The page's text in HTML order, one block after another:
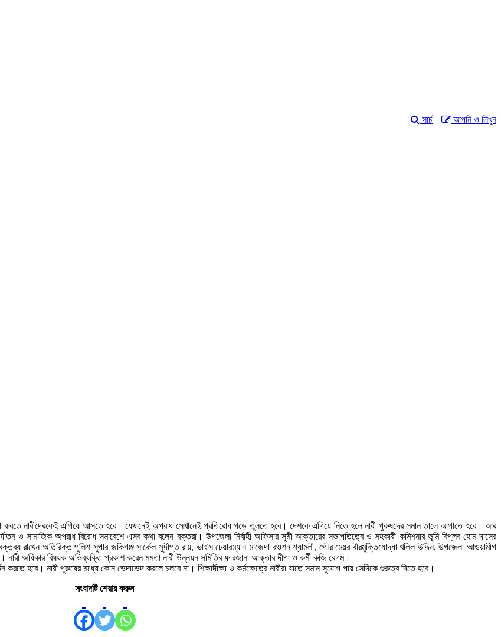
আপনি ও লিখুন
সার্চ
করতে নারীদেরকেই এগিয়ে আসতে হবে। যেখানেই অপরাধ সেখানেই প্রতিরোধ গড়ে তুলতে হবে। দেশকে এগিয়ে নিতে হলে নারী পুরুষদের সমান তালে আগাতে হবে। আর
ও সামাজিক অপরাধ বিরোধ সমাবেশে এসব কথা বলেন বক্তরা। উপজেলা নির্বাহী অফিসার সুমী আক্তারের সভাপতিত্বে ও সহকারী কমিশনার ভূমি বিপ্লব হোম দাসের
রাখেন অতিরিক্ত পুলিশ সুপার জকিগঞ্জ সার্কেল সুদীপ্ত রায়, ভাইস চেয়ারম্যান মাজেদা রওশন শ্যামলী, পৌর মেয়র বীরমুক্তিযোদ্ধা খলিল উদ্দিন, উপজেলা আওয়ামীগ
নারী অধিকার বিষয়ক অভিব্যক্তি প্রকাশ করেন মমতা নারী উন্নয়ন সমিতির ফারজানা আক্তার দীপা ও কর্মী রুজি বেগম।
করতে হবে। নারী পুরুষের মধ্যে কোন ভেদাভেদ করলে চলবে না। শিক্ষাদীক্ষা ও কর্মক্ষেত্রে নারীরা যাতে সমান সুযোগ পায় সেদিকে গুরুত্ব দিতে হবে।
সংবাদটি শেয়ার করুন